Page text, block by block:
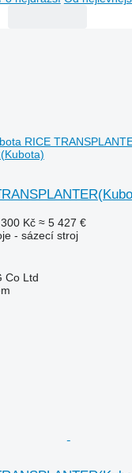
Kč ≈ 5 427 €
- sázecí stroj
Co Ltd